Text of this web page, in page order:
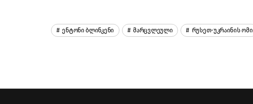
Ენტონი Ბლინკენი Მარცვლეული Რუსეთ-Უკრაინის Ომი